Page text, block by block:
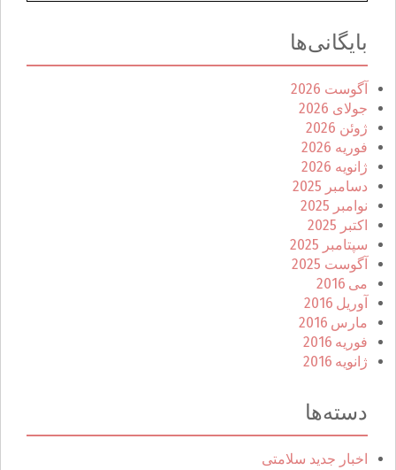
بایگانی‌ها
آگوست 2026
جولای 2026
ژوئن 2026
فوریه 2026
ژانویه 2026
دسامبر 2025
نوامبر 2025
اکتبر 2025
سپتامبر 2025
آگوست 2025
می 2016
آوریل 2016
مارس 2016
فوریه 2016
ژانویه 2016
دسته‌ها
اخبار جدید سلامتی